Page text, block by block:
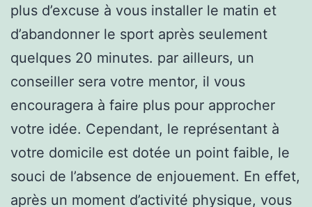
plus d’excuse à vous installer le matin et
d’abandonner le sport après seulement
quelques 20 minutes. par ailleurs, un
conseiller sera votre mentor, il vous
encouragera à faire plus pour approcher
votre idée. Cependant, le représentant à
votre domicile est dotée un point faible, le
souci de l’absence de enjouement. En effet,
après un moment d’activité physique, vous